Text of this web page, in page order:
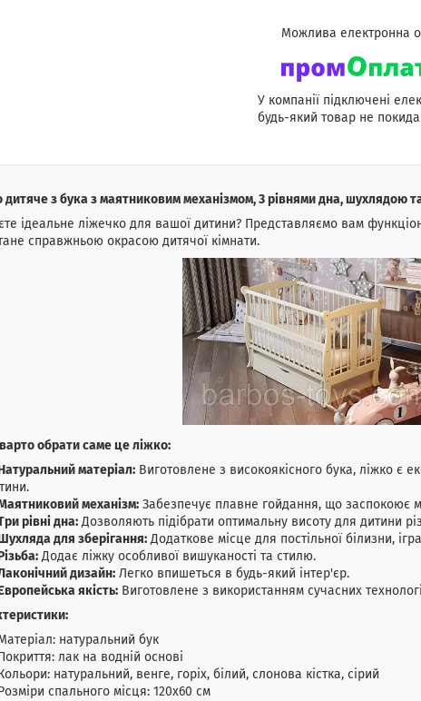
У компанії підключені
будь-який товар не
дитяче з бука з маятниковим механізмом, 3 рівнями дна, шухлядою
ідеальне ліжечко для вашої дитини? Представляємо вам
справжньою окрасою дитячої кімнати.
обрати саме це ліжко:
Натуральний матеріал: Виготовлене з високоякісного бука, ліжко є
механізм: Забезпечує плавне гойдання, що заспокоює
рівні дна: Дозволяють підібрати оптимальну висоту для дитини
Шухляда для зберігання: Додаткове місце для постільної білизни,
Різьба: Додає ліжку особливої вишуканості та стилю.
дизайн: Легко впишеться в будь-який інтер'єр.
якість: Виготовлене з використанням сучасних
натуральний бук
Покриття: лак на водній основі
Кольори: натуральний, венге, горіх, білий, слонова кістка, сірий
Розміри спального місця: 120х60 см